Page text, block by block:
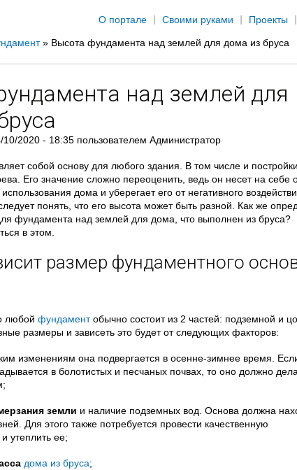
О портале
Своими руками Проекты
» Высота фундамента над землей для дома из бруса
над землей для
10/2020 - 18:35 пользователем Администратор
собой основу для любого здания. В том числе и постройки,
Его значение сложно переоценить, ведь он несет на себе
дома и уберегает его от негативного
понять, что его высота может быть разной. Как же
фундамента над землей для дома, что выполнен из бруса?
в этом.
размер фундаментного
любой фундаментобычно состоит из 2 частей: подземной и
размеры и зависеть это будет от следующих факторов:
изменениям она подвергается в осенне-зимнее время.
в болотистых и песчаных почвах, то оно должно
земли и наличие подземных вод. Основа должна
Для этого также потребуется провести качественную
утеплить ее;
дома из бруса;